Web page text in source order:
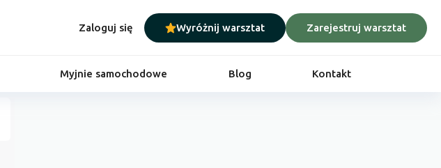
Zaloguj się Wyróżnij warsztat Zarejestruj warsztat
Myjnie samochodowe Blog Kontakt